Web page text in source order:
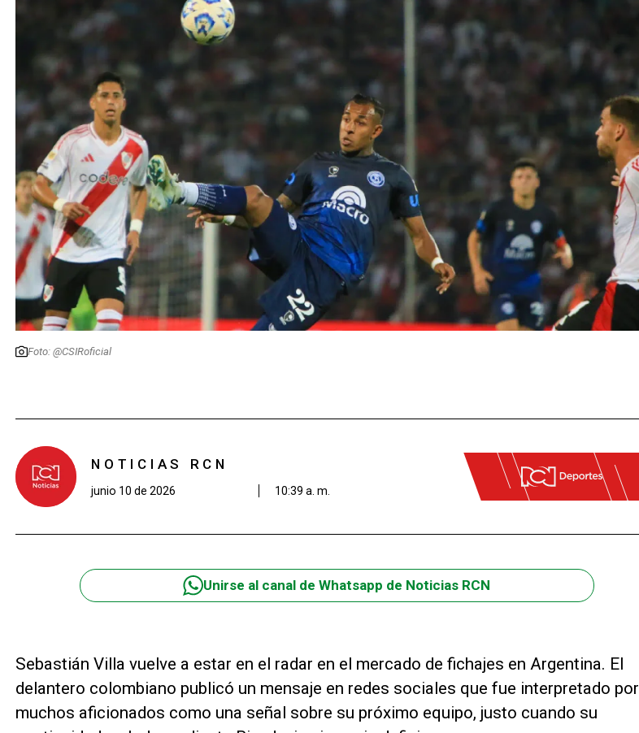
Foto: @CSIRoficial
NOTICIAS RCN
junio 10 de 2026 10:39 a. m.
Unirse al canal de Whatsapp de Noticias RCN
Sebastián Villa vuelve a estar en el radar en el mercado de fichajes en Argentina. El
delantero colombiano publicó un mensaje en redes sociales que fue interpretado por
muchos aficionados como una señal sobre su próximo equipo, justo cuando su